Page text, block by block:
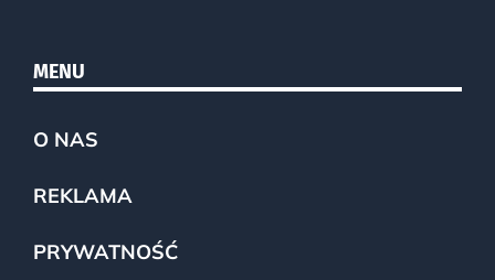
MENU
O NAS
REKLAMA
PRYWATNOŚĆ